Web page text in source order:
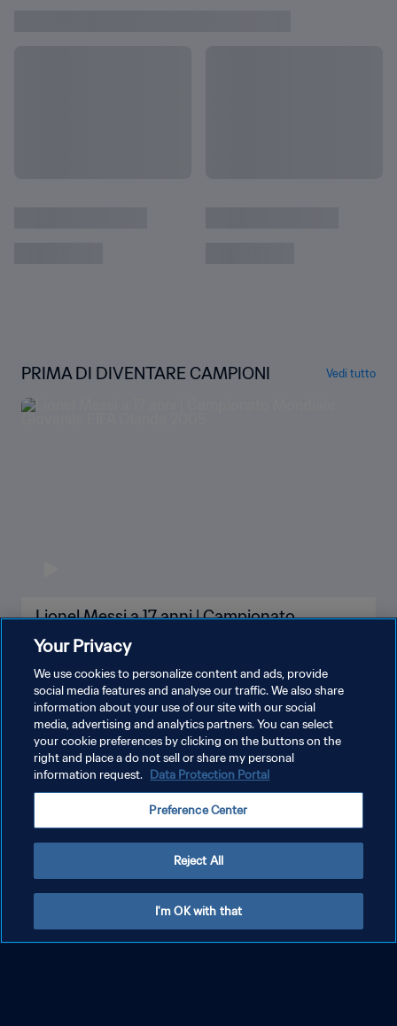
PRIMA DI DIVENTARE CAMPIONI Vedi tutto
Lionel Messi a 17 anni | Campionato
Mondiale Giovanile FIFA Olanda 2005
Your Privacy
We use cookies to personalize content and ads, provide
social media features and analyse our traffic. We also share
information about your use of our site with our social
media, advertising and analytics partners. You can select
your cookie preferences by clicking on the buttons on the
right and place a do not sell or share my personal
information request. Data Protection Portal
Preference Center
Reject All
I'm OK with that